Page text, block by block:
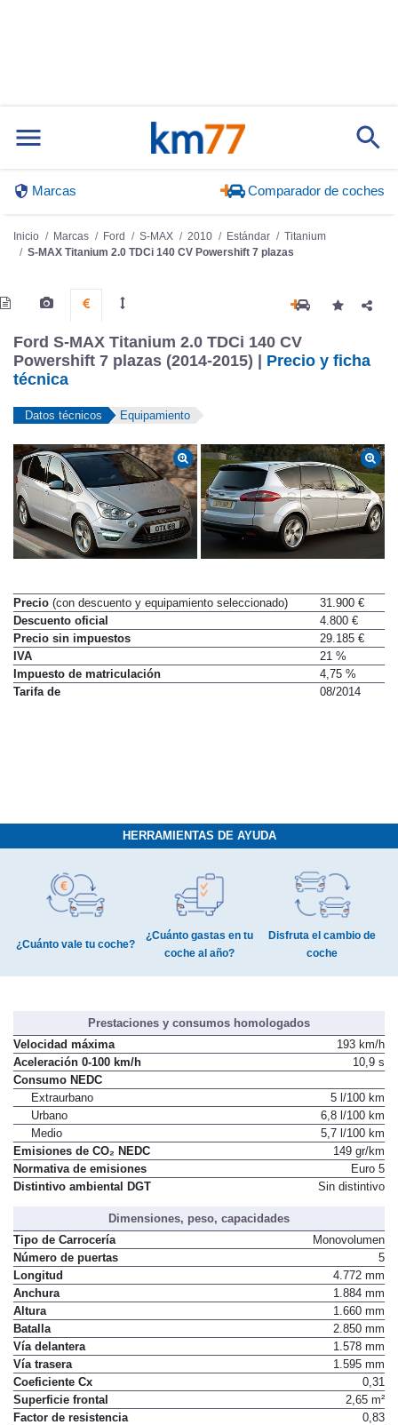
Marcas Comparador de coches
Inicio Marcas Ford S-MAX 2010 Estándar
Titanium
S-MAX Titanium 2.0 TDCi 140 CV Powershift 7 plazas
Ford S-MAX Titanium 2.0 TDCi 140 CV
Powershift 7 plazas (2014-2015) | Precio y ficha
técnica
Datos técnicos Equipamiento
Precio (con descuento y equipamiento seleccionado)
31.900 €
Descuento oficial
4.800 €
Precio sin impuestos
29.185 €
IVA
21 %
Impuesto de matriculación
4,75 %
Tarifa de
08/2014
HERRAMIENTAS DE AYUDA
¿Cuánto vale tu coche?
¿Cuánto gastas en tu
coche al año?
Disfruta el cambio de
coche
Prestaciones y consumos homologados
Velocidad máxima
193 km/h
Aceleración 0-100 km/h
10,9 s
Consumo NEDC
Extraurbano
5 l/100 km
Urbano
6,8 l/100 km
Medio
5,7 l/100 km
Emisiones de CO₂ NEDC
149 gr/km
Normativa de emisiones
Euro 5
Distintivo ambiental DGT
Sin distintivo
Dimensiones, peso, capacidades
Tipo de Carrocería
Monovolumen
Número de puertas
5
Longitud
4.772 mm
Anchura
1.884 mm
Altura
1.660 mm
Batalla
2.850 mm
Vía delantera
1.578 mm
Vía trasera
1.595 mm
Coeficiente Cx
0,31
Superficie frontal
2,65 m²
Factor de resistencia
0,83